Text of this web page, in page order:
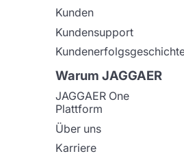
Kunden
Kundensupport
Warum JAGGAER
JAGGAER One
Plattform
Über uns
Karriere